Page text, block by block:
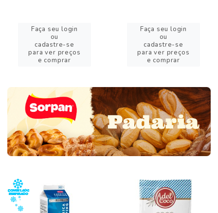
Faça seu login
ou
cadastre-se
para ver preços
e comprar
Faça seu login
ou
cadastre-se
para ver preços
e comprar